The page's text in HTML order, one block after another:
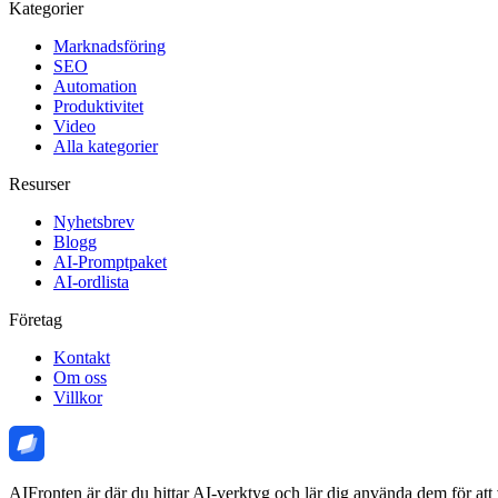
Kategorier
Marknadsföring
SEO
Automation
Produktivitet
Video
Alla kategorier
Resurser
Nyhetsbrev
Blogg
AI-Promptpaket
AI-ordlista
Företag
Kontakt
Om oss
Villkor
AIFronten är där du hittar AI-verktyg och lär dig använda dem för